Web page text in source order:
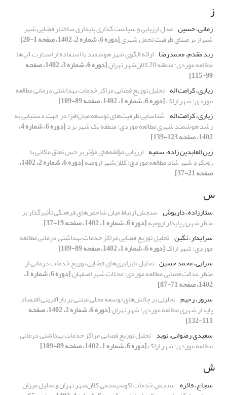
ز
زمانی، حسین مدل ارزیابی و سیاست گذاری پایداری ساختار فضایی شهر
شیراز بر مبنای ظرفیت تحمل شهری[دوره 6، شماره 2، 1402، صفحه 1-20]
زند مقدم، محمدرضا ارائه الگوی شهر هوشمند با استفاده از استارت آپ‌ها
مطالعه موردی: منطقه 20 کلان‌شهر تهران [دوره 6، شماره 3، 1402، صفحه
99-115]
زیاری، کرامت اله تحلیل توزیع فضایی مراکز خدمات بهداشتی درمانی مطالعه
موردی: شهر اراک[دوره 6، شماره 1، 1402، صفحه 89-109]
زیاری، کرامت اله شناسایی ظرفیت‌های توسعه میان‌افزا در جهت دستیابی به
رشد هوشمند شهری مطالعه موردی: منطقه یک شهر یزد [دوره 6، شماره 4،
1402، صفحه 123-139]
زین العابدین زاده، سمیه ارزیابی مؤلفه‌های مؤثر بر حس تعلق مکانی با
رویکرد شهر شاد مطالعه موردی: کلان‌شهر ارومیه [دوره 6، شماره 2، 1402،
صفحه 21-37]
س
ستارزاده، داریوش سنجش ارتباط میان شاخص‌های فرهنگی تأثیرگذار بر
منظر شهری پایدار ارومیه[دوره 6، شماره 1، 1402، صفحه 19-37]
سرایدار، نگین تحلیل توزیع فضایی مراکز خدمات بهداشتی درمانی مطالعه
موردی: شهر اراک[دوره 6، شماره 1، 1402، صفحه 89-109]
سرایی، محمد حسین تحلیل نابرابری‌های فضایی توزیع خدمات درمانی از
منظر عدالت فضایی مطالعه موردی: محلات شهر اصفهان [دوره 6، شماره 1،
1402، صفحه 71-87]
سرور، رحیم تحلیلی بر چالش‌های توسعه محلی مبتنی بر بازآفرینی اقتصاد
پایدار شهری مطالعه موردی: شهر تهران [دوره 6، شماره 2، 1402، صفحه
111-132]
سعیدی رضوانی، نوید تحلیل توزیع فضایی مراکز خدمات بهداشتی درمانی
مطالعه موردی: شهر اراک[دوره 6، شماره 1، 1402، صفحه 89-109]
ش
شجاع، فائزه سنجش خدمات اکوسیستمی کلان‌شهر تهران و تحلیل میزان